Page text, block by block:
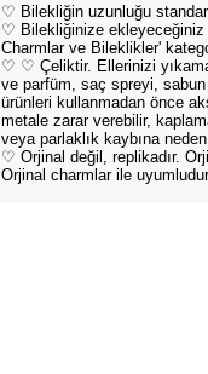
♡ Bilekliğin uzunluğu
♡ Bilekliğinize ekleyeceğiniz
Charmlar ve Bileklikler'
♡ ♡ Çeliktir. Ellerinizi
ve parfüm, saç spreyi,
ürünleri kullanmadan önce
metale zarar verebilir,
veya parlaklık kaybına
♡ Orjinal değil, replikadır.
Orjinal charmlar ile